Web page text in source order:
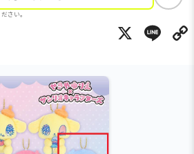
さい。
ね
X